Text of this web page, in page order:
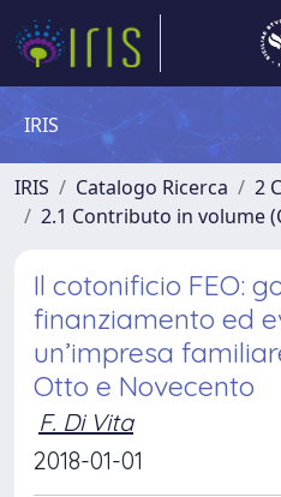
IRIS
IRIS Catalogo Ricerca
2
2.1 Contributo in volume
Il cotonificio FEO:
finanziamento ed
un’impresa
Otto e Novecento
F. Di Vita
2018-01-01